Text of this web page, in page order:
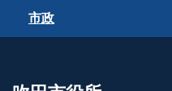
市政